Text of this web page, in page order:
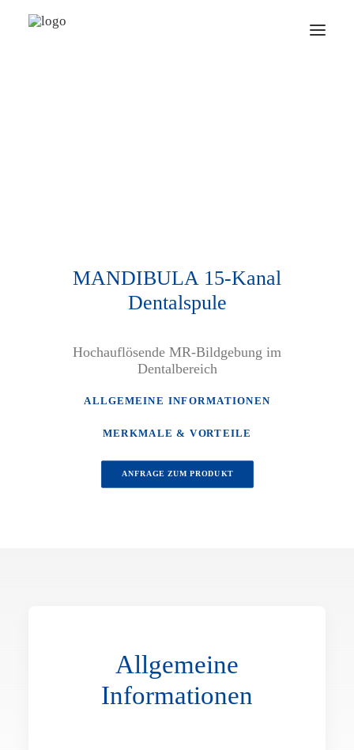
KONTAKT
MANDIBULA 15-Kanal
Dentalspule
Hochauflösende MR-Bildgebung im
Dentalbereich
ALLGEMEINE INFORMATIONEN
MERKMALE & VORTEILE
ANFRAGE ZUM PRODUKT
Allgemeine
Informationen